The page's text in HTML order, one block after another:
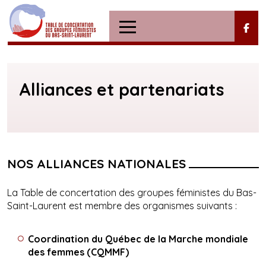
Alliances et partenariats
NOS ALLIANCES NATIONALES
La Table de concertation des groupes féministes du Bas-
Saint-Laurent est membre des organismes suivants :
Coordination du Québec de la Marche mondiale
des femmes (CQMMF)